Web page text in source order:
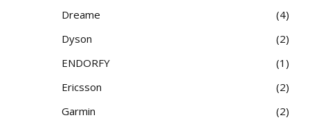
Dreame
4
Dyson
2
ENDORFY
1
Ericsson
2
Garmin
2